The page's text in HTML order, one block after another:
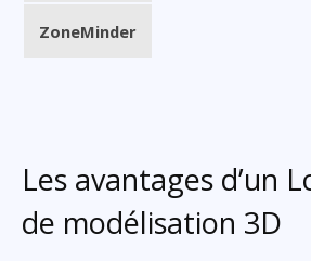
ZoneMinder
Les avantages d’un
de modélisation 3D